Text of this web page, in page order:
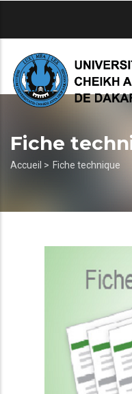
principal
Fiche
Fil
Accueil > Fiche technique